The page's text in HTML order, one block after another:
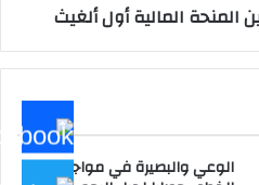
المنحة المالية أول ألغيث
الوعي والبصيرة في مواجهة